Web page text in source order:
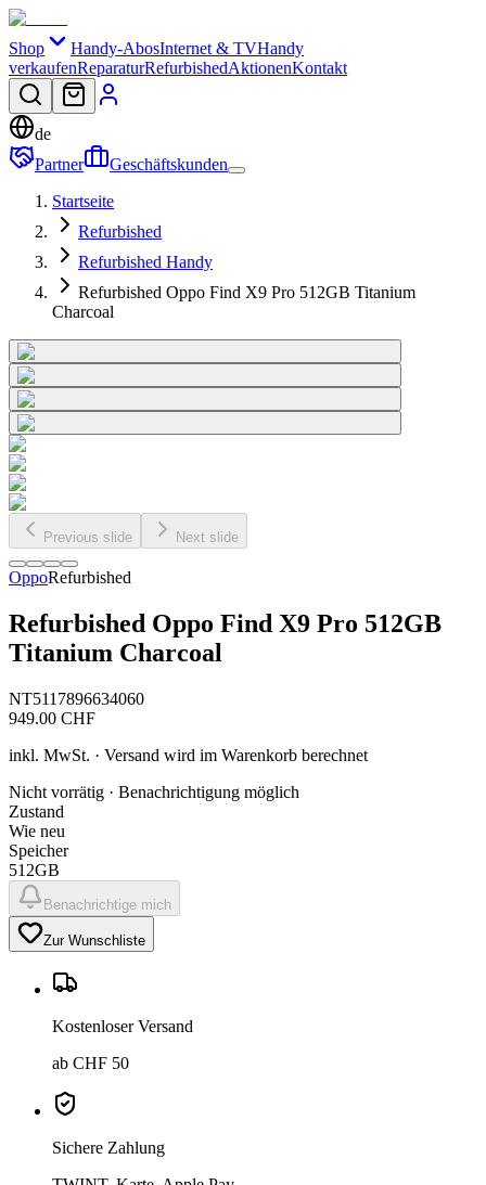
Shop Handy-AbosInternet & TVHandy
verkaufenReparaturRefurbishedAktionenKontakt
de
Partner
Geschäftskunden
Startseite
Refurbished
Refurbished Handy
Refurbished Oppo Find X9 Pro 512GB Titanium
Charcoal
Previous slide Next slide
OppoRefurbished
Refurbished Oppo Find X9 Pro 512GB
Titanium Charcoal
NT5117896634060
949.00 CHF
inkl. MwSt. · Versand wird im Warenkorb berechnet
Nicht vorrätig · Benachrichtigung möglich
Zustand
Wie neu
Speicher
512GB
Benachrichtige mich
Zur Wunschliste
Kostenloser Versand
ab CHF 50
Sichere Zahlung